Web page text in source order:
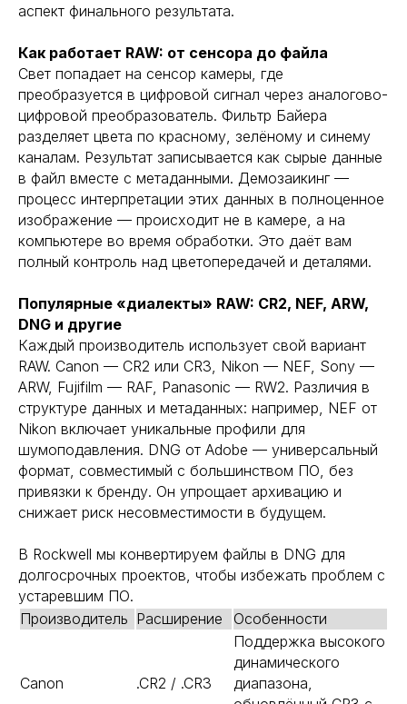
аспект финального результата.
Как работает RAW: от сенсора до файла
Свет попадает на сенсор камеры, где
преобразуется в цифровой сигнал через аналогово-
цифровой преобразователь. Фильтр Байера
разделяет цвета по красному, зелёному и синему
каналам. Результат записывается как сырые данные
в файл вместе с метаданными. Демозаикинг —
процесс интерпретации этих данных в полноценное
изображение — происходит не в камере, а на
компьютере во время обработки. Это даёт вам
полный контроль над цветопередачей и деталями.
Популярные «диалекты» RAW: CR2, NEF, ARW,
DNG и другие
Каждый производитель использует свой вариант
RAW. Canon — CR2 или CR3, Nikon — NEF, Sony —
ARW, Fujifilm — RAF, Panasonic — RW2. Различия в
структуре данных и метаданных: например, NEF от
Nikon включает уникальные профили для
шумоподавления. DNG от Adobe — универсальный
формат, совместимый с большинством ПО, без
привязки к бренду. Он упрощает архивацию и
снижает риск несовместимости в будущем.
В Rockwell мы конвертируем файлы в DNG для
долгосрочных проектов, чтобы избежать проблем с
устаревшим ПО.
Производитель Расширение Особенности
Canon .CR2 / .CR3
Поддержка высокого
динамического
диапазона,